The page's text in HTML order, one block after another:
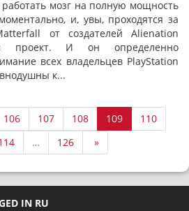
мозг на полную мощность
и, увы, проходятся за
от создателей Alienation
проект. И он определенно
всех владельцев PlayStation
к...
106 107 108 109
110
… 126 »
IN RU